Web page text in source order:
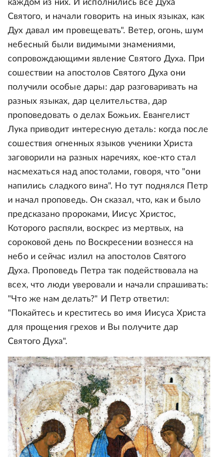
каждом из них. И исполнились все Духа
Святого, и начали говорить на иных языках, как
Дух давал им провещевать". Ветер, огонь, шум
небесный были видимыми знамениями,
сопровождающими явление Святого Духа. При
сошествии на апостолов Святого Духа они
получили особые дары: дар разговаривать на
разных языках, дар целительства, дар
проповедовать о делах Божьих. Евангелист
Лука приводит интересную деталь: когда после
сошествия огненных языков ученики Христа
заговорили на разных наречиях, кое-кто стал
насмехаться над апостолами, говоря, что "они
напились сладкого вина". Но тут поднялся Петр
и начал проповедь. Он сказал, что, как и было
предсказано пророками, Иисус Христос,
Которого распяли, воскрес из мертвых, на
сороковой день по Воскресении вознесся на
небо и сейчас излил на апостолов Святого
Духа. Проповедь Петра так подействовала на
всех, что люди уверовали и начали спрашивать:
"Что же нам делать?" И Петр ответил:
"Покайтесь и креститесь во имя Иисуса Христа
для прощения грехов и Вы получите дар
Святого Духа".